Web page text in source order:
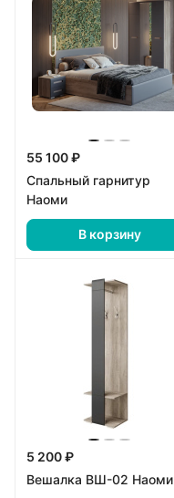
55 100 ₽
Спальный гарнитур
Наоми
В корзину
5 200 ₽
Вешалка ВШ-02 Наоми